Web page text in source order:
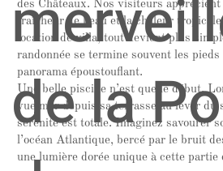
des Châteaux. Nos visiteurs
fraîcheur de l’eau et la chaleur
location de villa, tout devient plus
randonnée se termine souvent les pieds
panorama époustouflant.
Une belle piscine n’est que le début.
vue mer depuis sa terrasse au lever du
sérénité est totale. Imaginez savourer
l’océan Atlantique, bercé par le bruit
une lumière dorée unique à cette partie
de la